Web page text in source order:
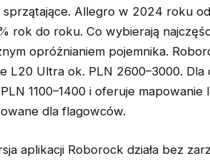
Allegro w 2024 roku
rok do roku. Co wybierają
opróżnianiem pojemnika.
L20 Ultra ok. PLN 2600–3000. Dla
1100–1400 i oferuje
dla flagowców.
aplikacji Roborock działa bez